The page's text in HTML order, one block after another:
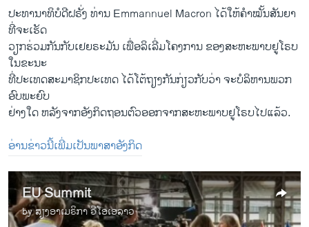
ປະທານາທິບໍດີ​ຝຣັ່ງ ທ່ານ Emmannuel Macron ​ໄດ້​ໃຫ້​ຄຳ​ໝັ້ນ​ສັນຍາ​
ທີ່​ຈະ​ເຮັດ
​ວຽກ​ຮ່ວມ​ກັນ​ກັບ​ເຢຍຣະ​ມັນ ​ເພື່ອລິ​ເລີ່​ມ​ໂຄງການ ຂອງ​ສະຫະພາບຢູ​ໂຣບ ​
ໃນ​ຂະນະ
ທີ່​ປະ​ເທດສະມາຊິກ​ປະ​ເທດ ​ໄດ້​ໂຕ້​ຖຽງ​ກັນກ່ຽວກັບວ່າ ຈະ​ບໍ​ລິ​ຫານ​ພວກ
ອົບ​ພະຍົບ
ຢ່າງ​ໃດ ຫລັງ​ຈາກ​ອັງກິດ​ຖອນ​ຕົວອອກ​ຈາກ​ສະຫະພາບ​ຢູ​ໂຣບ​ໄປ​ແລ້ວ.
ອ່ານຂ່າວນີ້ເພີ່ມເປັນພາສາອັງກິດ
EU Summit
byສຽງອາເມຣິກາ ວີໂອເອລາວ